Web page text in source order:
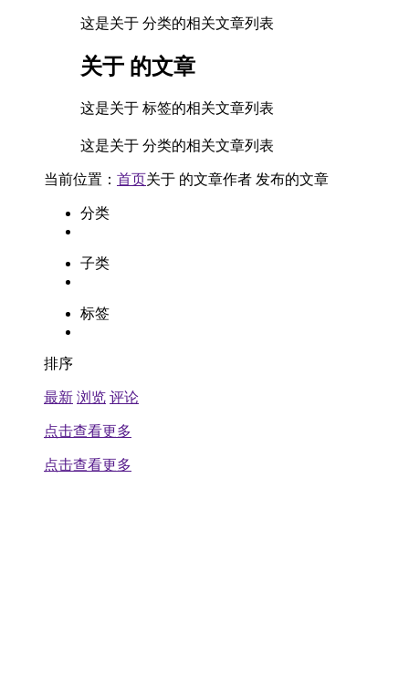
这是关于 分类的相关文章列表
关于 的文章
这是关于 标签的相关文章列表
这是关于 分类的相关文章列表
当前位置： 首页关于 的文章作者 发布的文章
分类
子类
标签
排序
最新 浏览 评论
点击查看更多
点击查看更多